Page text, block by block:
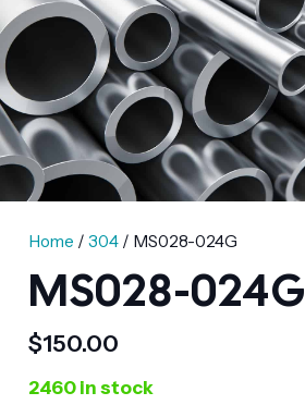
Home / 304/ MS028-024G
MS028-024G
$150.00
2460 in stock